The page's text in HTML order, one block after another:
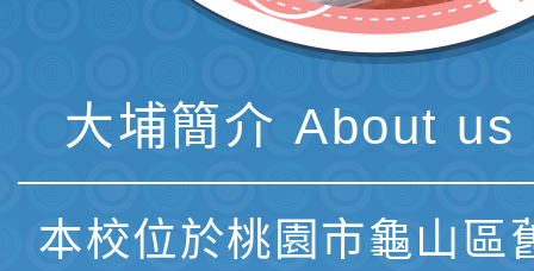
大埔簡介 About us
本校位於桃園市龜山區